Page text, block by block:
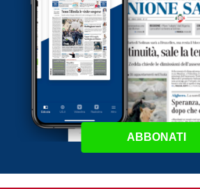
ABBONATI